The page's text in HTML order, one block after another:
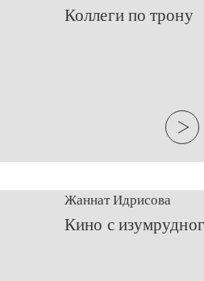
​Коллеги по трону
Жаннат Идрисова
​Кино с